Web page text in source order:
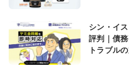
シン・イ
評判｜債
トラブル